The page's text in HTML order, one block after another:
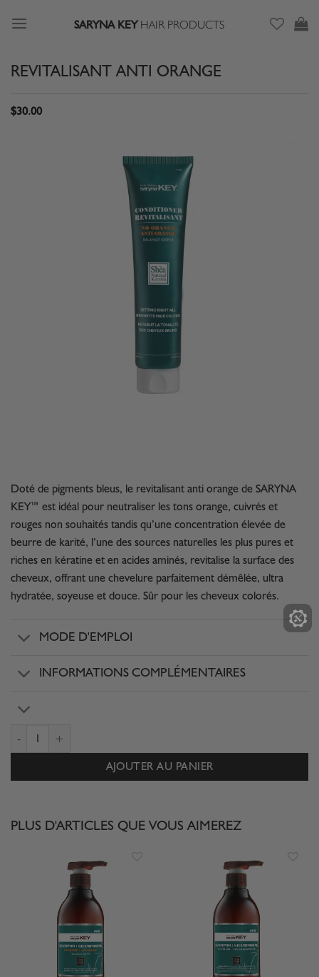
SARYNA KEYHAIR PRODUCTS
REVITALISANT ANTI ORANGE
$30.00
Doté de pigments bleus, le revitalisant anti orange de SARYNA
KEY™ est idéal pour neutraliser les tons orange, cuivrés et
rouges non souhaités tandis qu’une concentration élevée de
beurre de karité, l’une des sources naturelles les plus pures et
riches en kératine et en acides aminés, revitalise la surface des
cheveux, offrant une chevelure parfaitement démêlée, ultra
hydratée, soyeuse et douce. Sûr pour les cheveux colorés.
MODE D'EMPLOI
INFORMATIONS COMPLÉMENTAIRES
quantité de REVITALISANT ANTI ORANGE
AJOUTER AU PANIER
PLUS D'ARTICLES QUE VOUS AIMEREZ